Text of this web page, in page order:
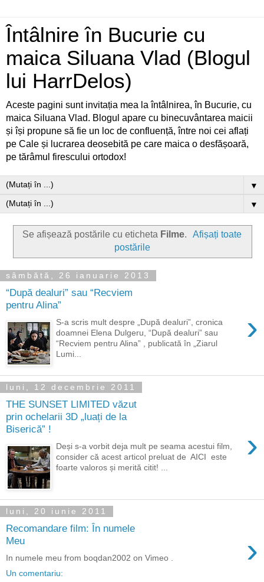
Întâlnire în Bucurie cu
maica Siluana Vlad (Blogul
lui HarrDelos)
Aceste pagini sunt invitația mea la întâlnirea, în Bucurie, cu
maica Siluana Vlad. Blogul apare cu binecuvântarea maicii
și își propune să fie un loc de confluență, între noi cei aflați
pe Cale și lucrarea deosebită pe care maica o desfășoară,
pe tărâmul firescului ortodox!
▼
▼
Se afișează postările cu eticheta Filme.
Afișați toate
postările
sâmbătă, 26 ianuarie 2013
“După dealuri” sau “Recviem
pentru Alina”
›
S-a scris mult despre „După dealuri”, cronica
doamnei Elena Dulgeru, “După dealuri” sau
“Recviem pentru Alina” , publicată în „Ziarul
Lumi...
luni, 12 decembrie 2011
THE SUNSET LIMITED văzut
prin ochelarii 3D „luați de la
Biserică” !
›
Deși s-a vorbit deja mult pe seama acestui film,
consider că acest articol preluat de AICI este
foarte valoros și merită citit! ...
luni, 20 iunie 2011
Recomandare film: În numele
Meu
›
In numele meu from boqdan2002 on Vimeo .
Un comentariu: